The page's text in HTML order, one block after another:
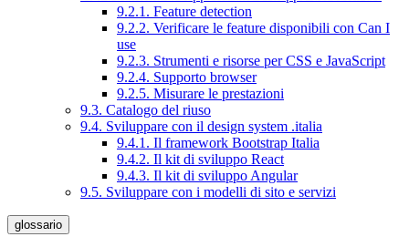
9.2.1. Feature detection
9.2.2. Verificare le feature disponibili con Can I
use
9.2.3. Strumenti e risorse per CSS e JavaScript
9.2.4. Supporto browser
9.2.5. Misurare le prestazioni
9.3. Catalogo del riuso
9.4. Sviluppare con il design system .italia
9.4.1. Il framework Bootstrap Italia
9.4.2. Il kit di sviluppo React
9.4.3. Il kit di sviluppo Angular
9.5. Sviluppare con i modelli di sito e servizi
glossario